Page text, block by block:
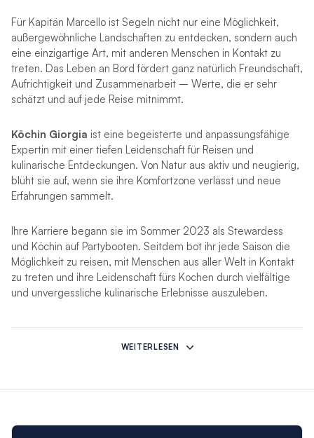
Für Kapitän Marcello ist Segeln nicht nur eine Möglichkeit,
außergewöhnliche Landschaften zu entdecken, sondern auch
eine einzigartige Art, mit anderen Menschen in Kontakt zu
treten. Das Leben an Bord fördert ganz natürlich Freundschaft,
Aufrichtigkeit und Zusammenarbeit – Werte, die er sehr
schätzt und auf jede Reise mitnimmt.
Köchin Giorgia ist eine begeisterte und anpassungsfähige
Expertin mit einer tiefen Leidenschaft für Reisen und
kulinarische Entdeckungen. Von Natur aus aktiv und neugierig,
blüht sie auf, wenn sie ihre Komfortzone verlässt und neue
Erfahrungen sammelt.
Ihre Karriere begann sie im Sommer 2023 als Stewardess
und Köchin auf Partybooten. Seitdem bot ihr jede Saison die
Möglichkeit zu reisen, mit Menschen aus aller Welt in Kontakt
zu treten und ihre Leidenschaft fürs Kochen durch vielfältige
und unvergessliche kulinarische Erlebnisse auszuleben.
*Dies ist eine Crew unserer Partnerbasis SailItalia, die
verschiedenen Yachten
Charterfahrt nicht durchführen können, wird eine andere
WEITERLESEN